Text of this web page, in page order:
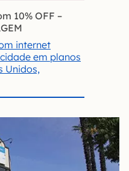
10% OFF –
internet
em planos
Unidos,